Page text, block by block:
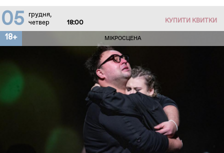
05
грудня,
четвер
18:00 КУПИТИ КВИТКИ
18+ МІКРОСЦЕНА